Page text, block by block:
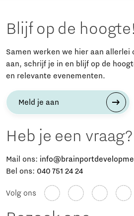
Blijf op de hoogte!
Samen werken we hier aan allerlei
aan, schrijf je in en blijf op de
en relevante evenementen.
Meld je aan
Heb je een vraag?
Mail ons:
Bel ons: 040 751 24 24
Volg ons